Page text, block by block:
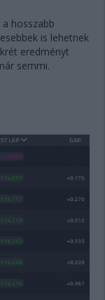
hosszabb
is lehetnek
eredményt
semmi.